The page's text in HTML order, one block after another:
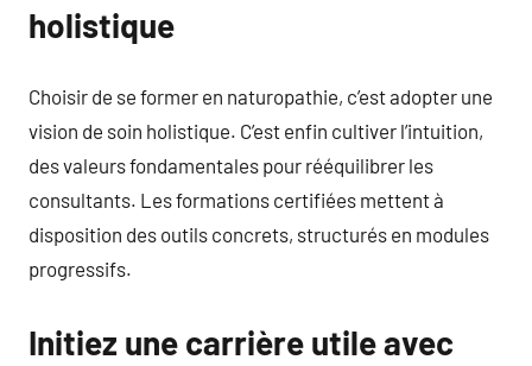
holistique
Choisir de se former en naturopathie, c’est adopter une
vision de soin holistique. C’est enfin cultiver l’intuition,
des valeurs fondamentales pour rééquilibrer les
consultants. Les formations certifiées mettent à
disposition des outils concrets, structurés en modules
progressifs.
Initiez une carrière utile avec